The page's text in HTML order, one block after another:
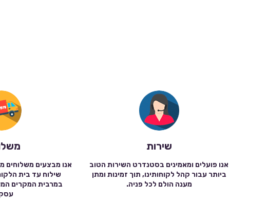
שירות
אנו פועלים ומאמינים בסטנדרט השירות הטוב
ביותר עבור קהל לקוחותינו, תוך זמינות ומתן
מענה הולם לכל פניה.
אנו מבצעים משלוחים